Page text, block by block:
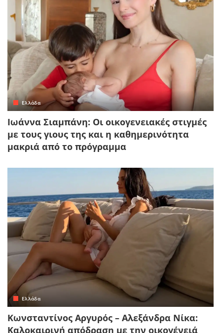
Ελλάδα
Ιωάννα Σιαμπάνη: Οι οικογενειακές στιγμές
με τους γιους της και η καθημερινότητα
μακριά από το πρόγραμμα
Ελλάδα
Κωνσταντίνος Αργυρός – Αλεξάνδρα Νίκα:
Καλοκαιρινή απόδραση με την οικογένειά